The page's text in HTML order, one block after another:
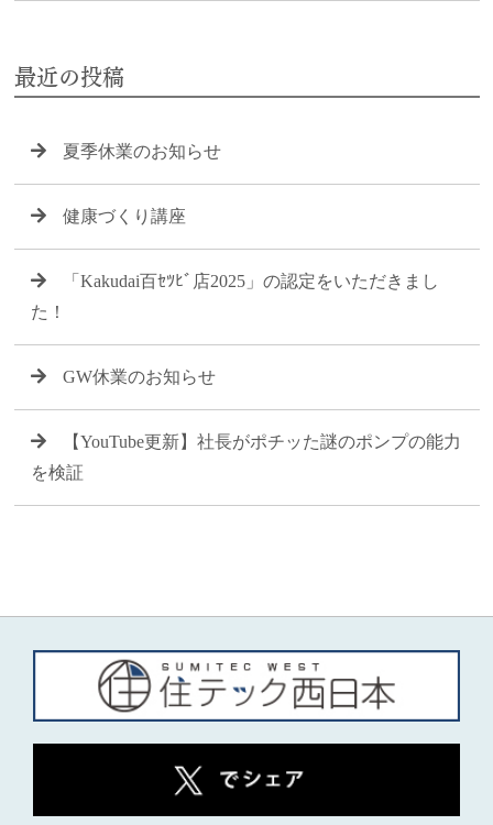
最近の投稿
夏季休業のお知らせ
健康づくり講座
「Kakudai百ｾﾂﾋﾞ店2025」の認定をいただきまし
た！
GW休業のお知らせ
【YouTube更新】社長がポチッた謎のポンプの能力
を検証